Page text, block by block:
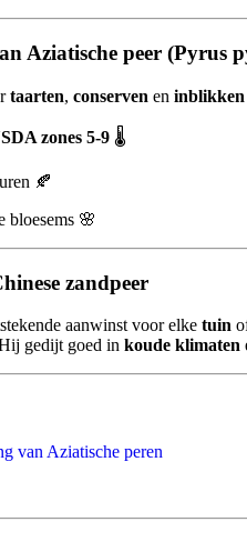
Aziatische peer (Pyrus
taarten, conserven en inblikken
zones 5-9 🌡️
🍂
bloesems 🌸
zandpeer
aanwinst voor elke tuin
gedijt goed in koude klimaten
van Aziatische peren